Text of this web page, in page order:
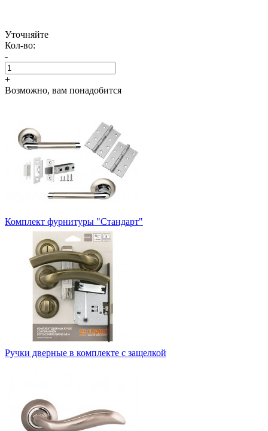
Уточняйте
Кол-во:
-
+
Возможно, вам понадобится
Комплект фурнитуры "Стандарт"
Ручки дверные в комплекте с защелкой